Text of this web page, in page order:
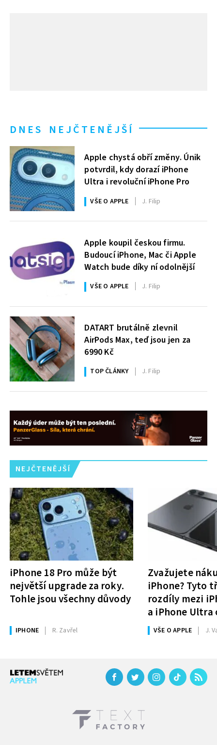
DNES NEJČTENĚJŠÍ
Apple chystá obří změny. Únik
potvrdil, kdy dorazí iPhone
Ultra i revoluční iPhone Pro
VŠE O APPLE J. Filip
Apple koupil českou firmu.
Budoucí iPhone, Mac či Apple
Watch bude díky ní odolnější
VŠE O APPLE J. Filip
DATART brutálně zlevnil
AirPods Max, teď jsou jen za
6990 Kč
TOP ČLÁNKY J. Filip
NEJČTENĚJŠÍ
iPhone 18 Pro může být
největší upgrade za roky.
Tohle jsou všechny důvody
IPHONE R. Zavřel
Zvažujete
iPhone? Tyto
rozdíly mezi
a iPhone Ultra
rozhodnutí
VŠE O APPLE J.